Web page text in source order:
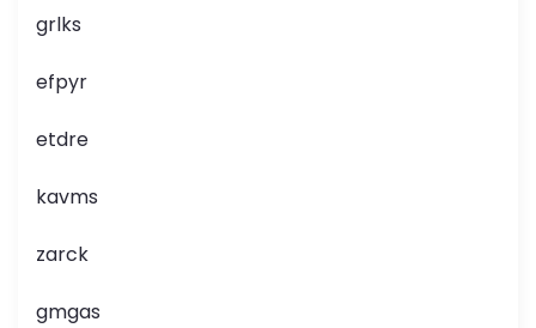
grlks
efpyr
etdre
kavms
zarck
gmgas